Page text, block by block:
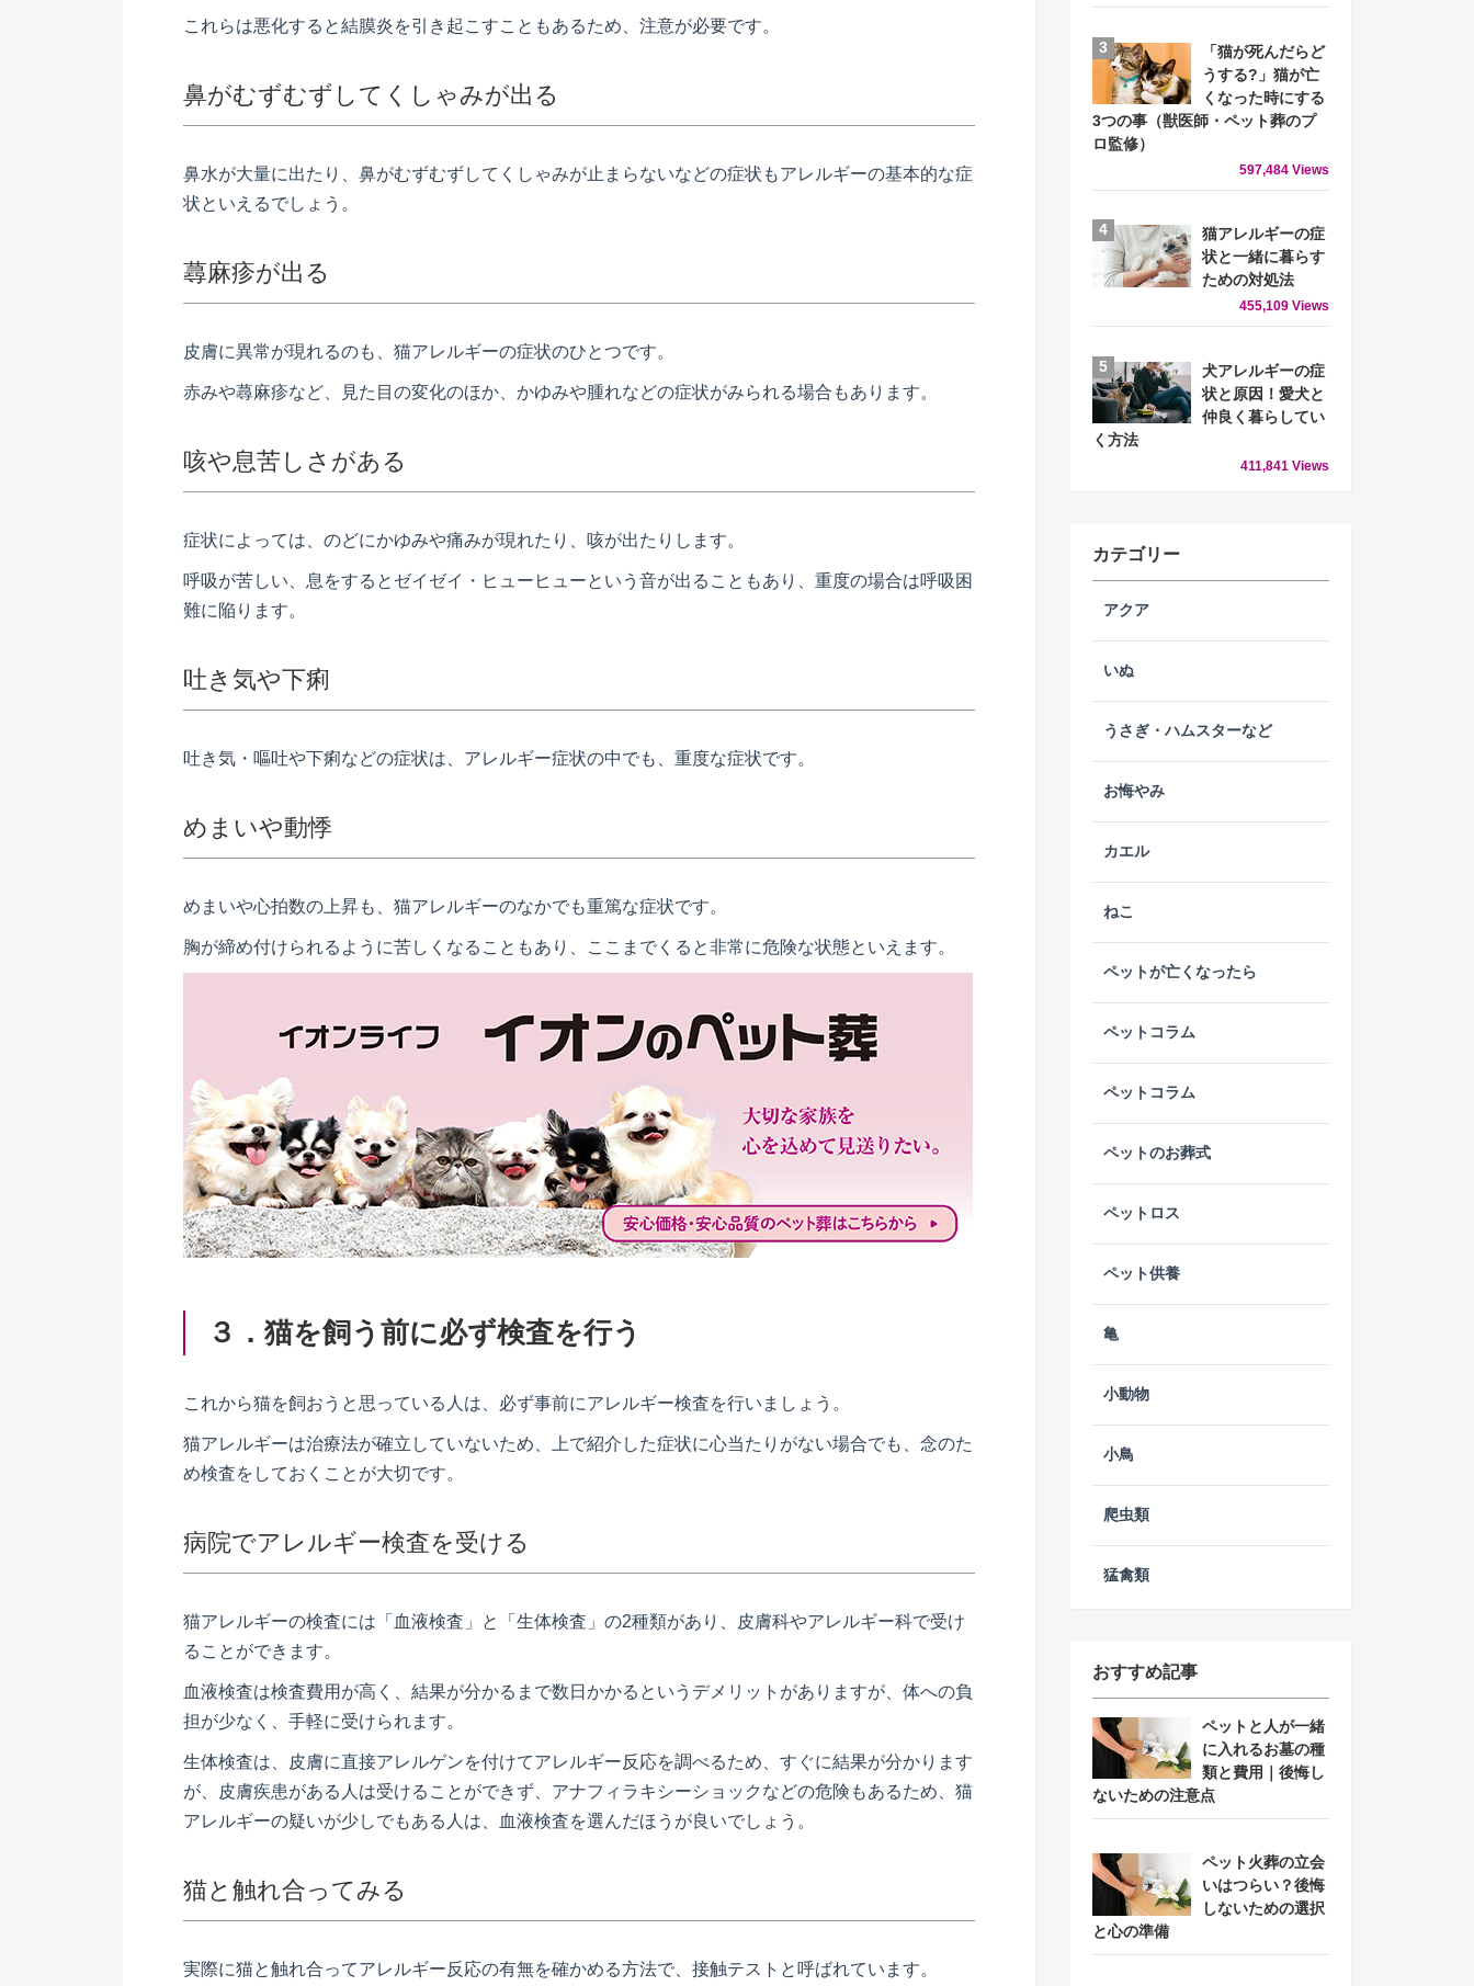
これらは悪化すると結膜炎を引き起こすこともあるため、注意が必要です。
鼻がむずむずしてくしゃみが出る
鼻水が大量に出たり、鼻がむずむずしてくしゃみが止まらないなどの症状もアレルギーの基本的な症
状といえるでしょう。
蕁麻疹が出る
皮膚に異常が現れるのも、猫アレルギーの症状のひとつです。
赤みや蕁麻疹など、見た目の変化のほか、かゆみや腫れなどの症状がみられる場合もあります。
咳や息苦しさがある
症状によっては、のどにかゆみや痛みが現れたり、咳が出たりします。
呼吸が苦しい、息をするとゼイゼイ・ヒューヒューという音が出ることもあり、重度の場合は呼吸困
難に陥ります。
吐き気や下痢
吐き気・嘔吐や下痢などの症状は、アレルギー症状の中でも、重度な症状です。
めまいや動悸
めまいや心拍数の上昇も、猫アレルギーのなかでも重篤な症状です。
胸が締め付けられるように苦しくなることもあり、ここまでくると非常に危険な状態といえます。
３．猫を飼う前に必ず検査を行う
これから猫を飼おうと思っている人は、必ず事前にアレルギー検査を行いましょう。
猫アレルギーは治療法が確立していないため、上で紹介した症状に心当たりがない場合でも、念のた
め検査をしておくことが大切です。
病院でアレルギー検査を受ける
猫アレルギーの検査には「血液検査」と「生体検査」の2種類があり、皮膚科やアレルギー科で受け
ることができます。
血液検査は検査費用が高く、結果が分かるまで数日かかるというデメリットがありますが、体への負
担が少なく、手軽に受けられます。
生体検査は、皮膚に直接アレルゲンを付けてアレルギー反応を調べるため、すぐに結果が分かります
が、皮膚疾患がある人は受けることができず、アナフィラキシーショックなどの危険もあるため、猫
アレルギーの疑いが少しでもある人は、血液検査を選んだほうが良いでしょう。
猫と触れ合ってみる
実際に猫と触れ合ってアレルギー反応の有無を確かめる方法で、接触テストと呼ばれています。
「猫が死んだらど
うする?」猫が亡
くなった時にする
3つの事（獣医師・ペット葬のプ
ロ監修）
597,484 Views
猫アレルギーの症
状と一緒に暮らす
ための対処法
455,109 Views
犬アレルギーの症
状と原因！愛犬と
仲良く暮らしてい
く方法
411,841 Views
カテゴリー
アクア
いぬ
うさぎ・ハムスターなど
お悔やみ
カエル
ねこ
ペットが亡くなったら
ペットコラム
ペットコラム
ペットのお葬式
ペットロス
ペット供養
亀
小動物
小鳥
爬虫類
猛禽類
おすすめ記事
ペットと人が一緒
に入れるお墓の種
類と費用｜後悔し
ないための注意点
ペット火葬の立会
いはつらい？後悔
しないための選択
と心の準備